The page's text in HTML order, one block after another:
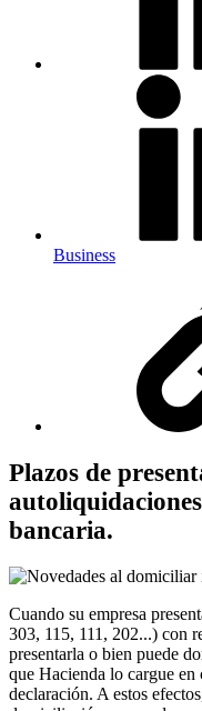
Business
Plazos de
bancaria.
Cuando su empresa
303, 115, 111, 202...) con
presentarla o bien puede
que Hacienda lo cargue
declaración. A estos